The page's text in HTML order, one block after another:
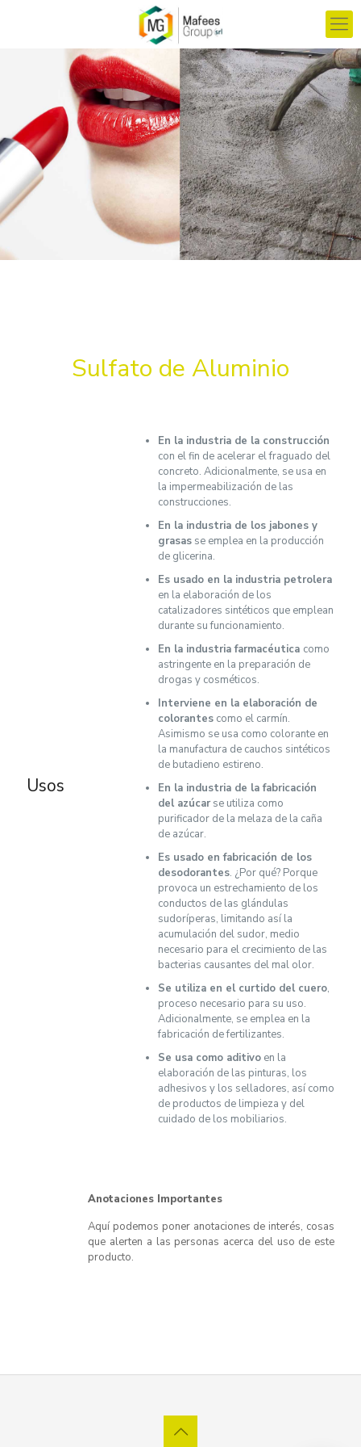
Sulfato de Aluminio
Usos
En la industria de la construcción
con el fin de acelerar el fraguado del
concreto. Adicionalmente, se usa en
la impermeabilización de las
construcciones.
En la industria de los jabones y
grasas se emplea en la producción
de glicerina.
Es usado en la industria petrolera
en la elaboración de los
catalizadores sintéticos que emplean
durante su funcionamiento.
En la industria farmacéutica como
astringente en la preparación de
drogas y cosméticos.
Interviene en la elaboración de
colorantes como el carmín.
Asimismo se usa como colorante en
la manufactura de cauchos sintéticos
de butadieno estireno.
En la industria de la fabricación
del azúcarse utiliza como
purificador de la melaza de la caña
de azúcar.
Es usado en fabricación de los
desodorantes. ¿Por qué? Porque
provoca un estrechamiento de los
conductos de las glándulas
sudoríperas, limitando así la
acumulación del sudor, medio
necesario para el crecimiento de las
bacterias causantes del mal olor.
Se utiliza en el curtido del cuero,
proceso necesario para su uso.
Adicionalmente, se emplea en la
fabricación de fertilizantes.
Se usa como aditivo en la
elaboración de las pinturas, los
adhesivos y los selladores, así como
de productos de limpieza y del
cuidado de los mobiliarios.
Anotaciones Importantes
Aquí podemos poner anotaciones de interés, cosas
que alerten a las personas acerca del uso de este
producto.